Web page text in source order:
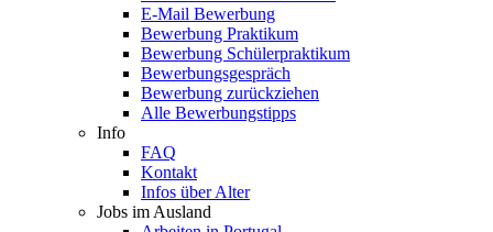
E-Mail Bewerbung
Bewerbung Praktikum
Bewerbung Schülerpraktikum
Bewerbungsgespräch
Bewerbung zurückziehen
Alle Bewerbungstipps
Info
FAQ
Kontakt
Infos über Alter
Jobs im Ausland